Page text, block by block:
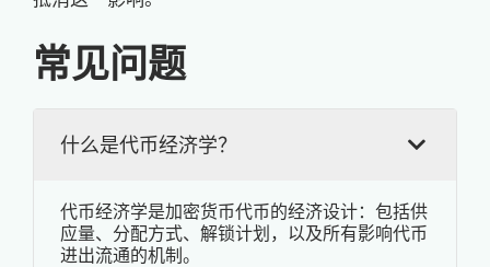
常见问题
什么是代币经济学？
代币经济学是加密货币代币的经济设计：包括供
应量、分配方式、解锁计划，以及所有影响代币
进出流通的机制。